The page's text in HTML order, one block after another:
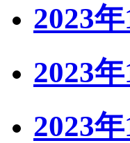
2023
2023
2023